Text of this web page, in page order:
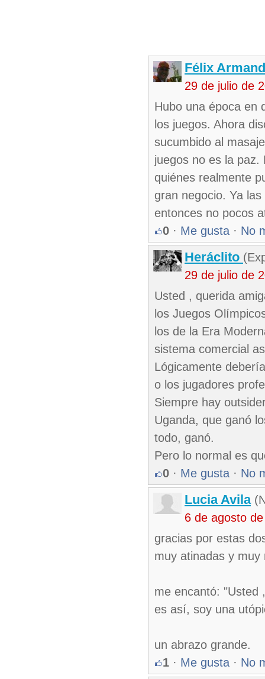
Félix
29 de julio de
Hubo una época en
los juegos. Ahora
sucumbido al
juegos no es la
quiénes realmente
gran negocio. Ya
entonces no pocos
0 · Me gusta · No
Heráclito
29 de julio de
Usted , querida
los Juegos
los de la Era
sistema comercial
Lógicamente
o los jugadores
Siempre hay
Uganda, que ganó
todo, ganó.
Pero lo normal es
0 · Me gusta · No
Lucia Avila
6 de agosto
gracias por estas
muy atinadas y muy
me encantó: "Usted
es así, soy una
un abrazo grande.
1 · Me gusta · No